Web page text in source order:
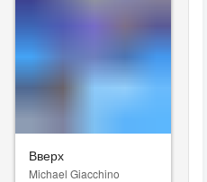
Вверх
Michael Giacchino